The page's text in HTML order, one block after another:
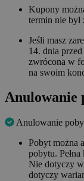
Kupony
termin nie
Jeśli masz
14. dnia
zwrócona w
na swoim
Anulowanie
Anulowanie
Pobyt można
pobytu.
Nie dotyczy
dotyczy